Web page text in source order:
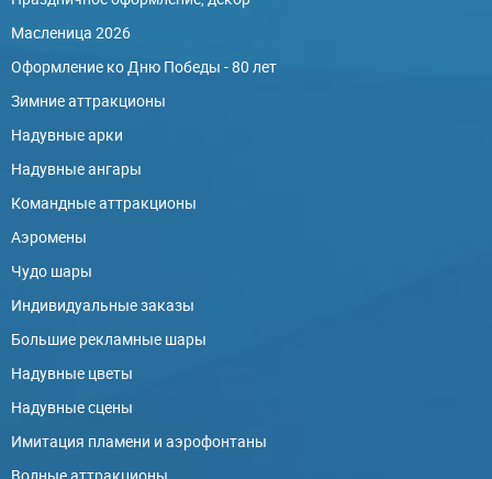
Масленица 2026
Оформление ко Дню Победы - 80 лет
Зимние аттракционы
Надувные арки
Надувные ангары
Командные аттракционы
Аэромены
Чудо шары
Индивидуальные заказы
Большие рекламные шары
Надувные цветы
Надувные сцены
Имитация пламени и аэрофонтаны